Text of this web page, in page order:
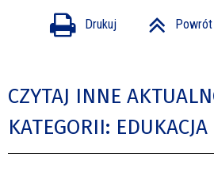
Drukuj Powrót
CZYTAJ INNE
KATEGORII: EDUKACJA